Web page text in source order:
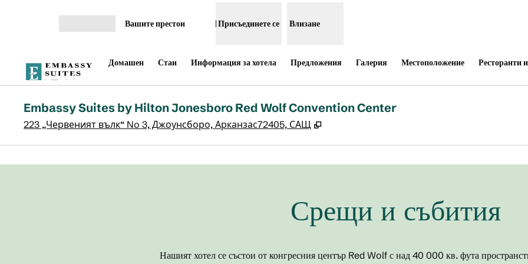
Вашите престои Присъединете се Влизане
Домашен Стаи Информация за хотела Предложения Галерия Местоположение Ресторанти
Embassy Suites by Hilton Jonesboro Red Wolf Convention Center
223 „Червеният вълк“ No 3, Джоунсборо, Арканзас72405, САЩ ,
Срещи и събития
Нашият хотел се състои от конгресния център Red Wolf с над 40 000 кв. фута